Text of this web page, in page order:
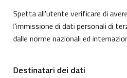
Spetta all'utente verificare di
l'immissione di dati personali di
dalle norme nazionali ed
Destinatari dei dati